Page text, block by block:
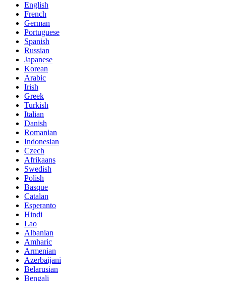
English
French
German
Portuguese
Spanish
Russian
Japanese
Korean
Arabic
Irish
Greek
Turkish
Italian
Danish
Romanian
Indonesian
Czech
Afrikaans
Swedish
Polish
Basque
Catalan
Esperanto
Hindi
Lao
Albanian
Amharic
Armenian
Azerbaijani
Belarusian
Bengali